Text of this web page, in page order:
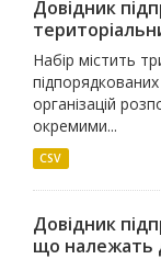
Довідник
Набір містить
організацій
окремими...
CSV
Довідник
що належать